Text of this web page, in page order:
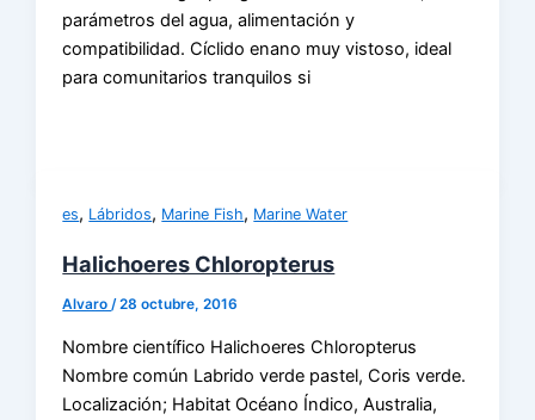
parámetros del agua, alimentación y
compatibilidad. Cíclido enano muy vistoso, ideal
para comunitarios tranquilos si
es, Lábridos, Marine Fish, Marine Water
Halichoeres Chloropterus
Alvaro/28 octubre, 2016
Nombre científico Halichoeres Chloropterus
Nombre común Labrido verde pastel, Coris verde.
Localización; Habitat Océano Índico, Australia,